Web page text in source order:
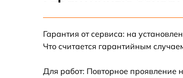
Замена материнской платы
Профилактическая чистка
Гарантия от сервиса: на
Что считается гарантийным
Для работ: Повторное проявление